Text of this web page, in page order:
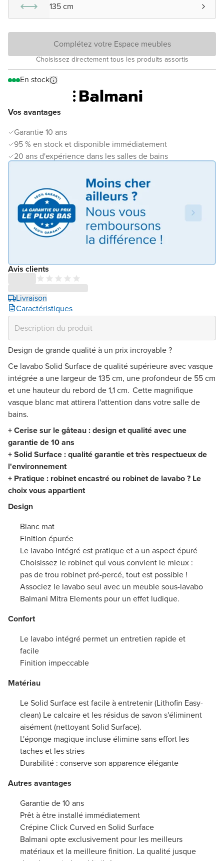
Vos avantages
Garantie 10 ans
95 % en stock et disponible immédiatement
20 ans d'expérience dans les salles de bains
Avis clients
Livraison
Caractéristiques
135 cm
Complétez votre Espace meubles
Choisissez directement tous les produits assortis
En stock
Design de grande qualité à un prix incroyable ?
Ce lavabo Solid Surface de qualité supérieure avec vasque
intégrée a une largeur de 135 cm, une profondeur de 55 cm
et une hauteur du rebord de 1,1 cm. Cette magnifique
vasque blanc mat attirera l'attention dans votre salle de
bains.
+ Cerise sur le gâteau : design et qualité avec une
garantie de 10 ans
+ Solid Surface : qualité garantie et très respectueux de
l'environnement
+ Pratique : robinet encastré ou robinet de lavabo ? Le
choix vous appartient
Design
Blanc mat
Finition épurée
Le lavabo intégré est pratique et a un aspect épuré
Choisissez le robinet qui vous convient le mieux :
pas de trou robinet pré-percé, tout est possible !
Associez le lavabo seul avec un meuble sous-lavabo
Balmani Mitra Elements pour un effet ludique.
Confort
Le lavabo intégré permet un entretien rapide et
facile
Finition impeccable
Matériau
Le Solid Surface est facile à entretenir (Lithofin Easy-
clean) Le calcaire et les résidus de savon s'éliminent
aisément (nettoyant Solid Surface).
L'éponge magique incluse élimine sans effort les
taches et les stries
Durabilité : conserve son apparence élégante
Autres avantages
Garantie de 10 ans
Prêt à être installé immédiatement
Crépine Click Curved en Solid Surface
Balmani opte exclusivement pour les meilleurs
matériaux et la meilleure finition. La qualité jusque